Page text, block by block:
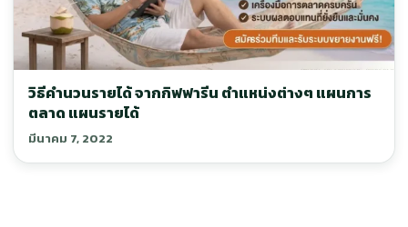
ความงาม ▾
หน้ารวมสินค้า
หน้าตระกร้าสินค้า
วิธีคำนวนรายได้ จากกิฟฟารีน ตำแหน่งต่างๆ แผนการ
ตลาด แผนรายได้
มีนาคม 7, 2022